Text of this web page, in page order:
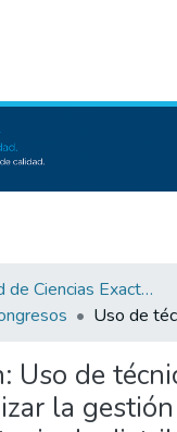
Facultad de Ciencias Exactas e Ingeniería
Uso de
la